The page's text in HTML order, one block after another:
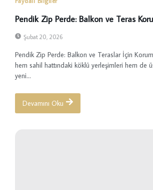
Pendik Zip Perde: Balkon ve Teras
Şubat 20, 2026
Pendik Zip Perde: Balkon ve Teraslar İçin
hem sahil hattındaki köklü yerleşimleri hem de
yeni...
Devamını Oku